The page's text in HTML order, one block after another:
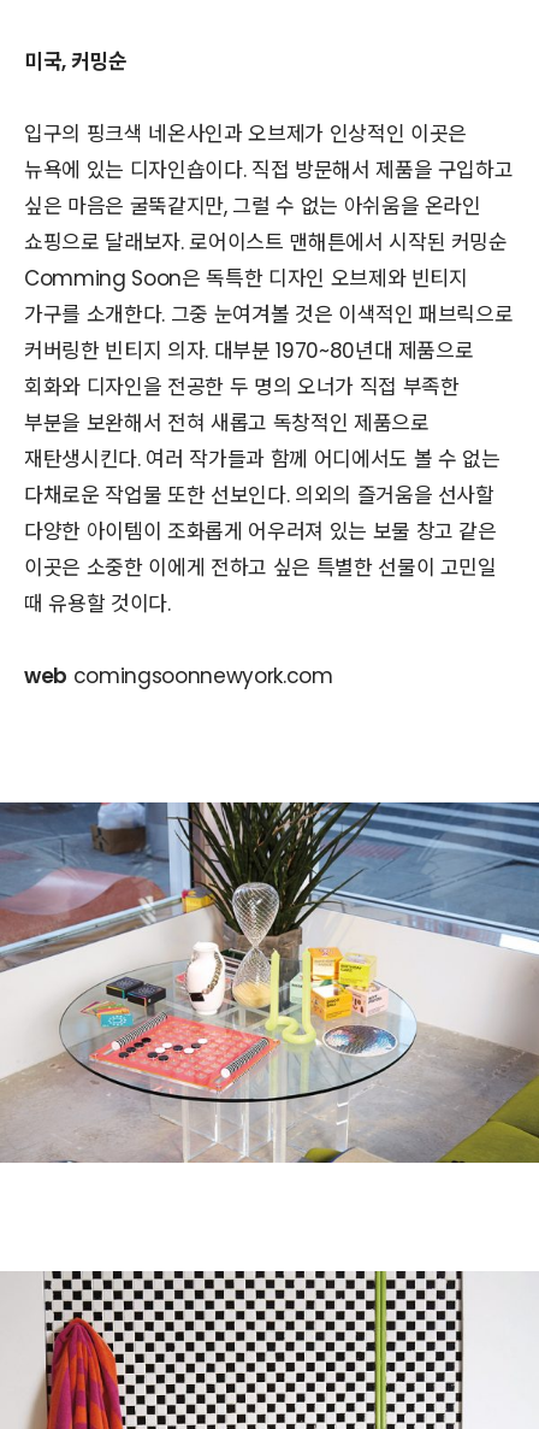
미국, 커밍순
입구의 핑크색 네온사인과 오브제가 인상적인 이곳은
뉴욕에 있는 디자인숍이다. 직접 방문해서 제품을 구입하고
싶은 마음은 굴뚝같지만, 그럴 수 없는 아쉬움을 온라인
쇼핑으로 달래보자. 로어이스트 맨해튼에서 시작된 커밍순
Comming Soon은 독특한 디자인 오브제와 빈티지
가구를 소개한다. 그중 눈여겨볼 것은 이색적인 패브릭으로
커버링한 빈티지 의자. 대부분 1970~80년대 제품으로
회화와 디자인을 전공한 두 명의 오너가 직접 부족한
부분을 보완해서 전혀 새롭고 독창적인 제품으로
재탄생시킨다. 여러 작가들과 함께 어디에서도 볼 수 없는
다채로운 작업물 또한 선보인다. 의외의 즐거움을 선사할
다양한 아이템이 조화롭게 어우러져 있는 보물 창고 같은
이곳은 소중한 이에게 전하고 싶은 특별한 선물이 고민일
때 유용할 것이다.
web comingsoonnewyork.com